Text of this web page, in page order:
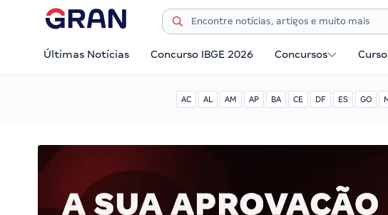
Últimas Notícias Concurso IBGE 2026 Concursos
AC AL AM AP BA CE DF ES GO